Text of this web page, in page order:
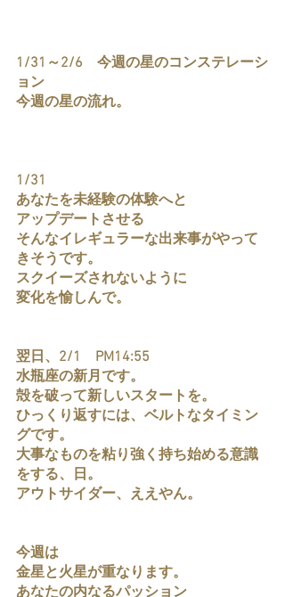
1/31～2/6　今週の星のコンステレーシ
ョン
今週の星の流れ。
1/31
あなたを未経験の体験へと
アップデートさせる
そんなイレギュラーな出来事がやって
きそうです。
スクイーズされないように
変化を愉しんで。
翌日、2/1　PM14:55
水瓶座の新月です。
殻を破って新しいスタートを。
ひっくり返すには、ベルトなタイミン
グです。
大事なものを粘り強く持ち始める意識
をする、日。
アウトサイダー、ええやん。
今週は
金星と火星が重なります。
あなたの内なるパッション